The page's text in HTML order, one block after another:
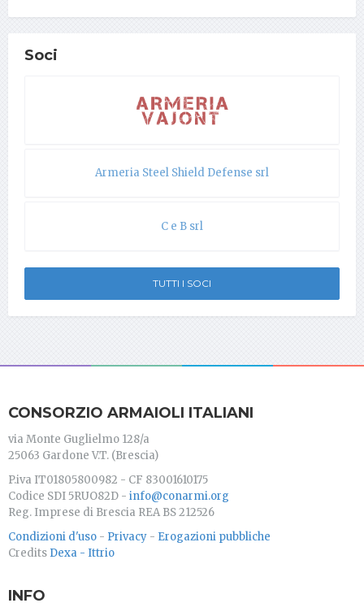
Soci
Armeria Steel Shield Defense srl
C e B srl
TUTTI I SOCI
CONSORZIO ARMAIOLI ITALIANI
via Monte Guglielmo 128/a
25063 Gardone V.T. (Brescia)
P.iva IT01805800982 - CF 83001610175
Codice SDI 5RUO82D - info@conarmi.org
Reg. Imprese di Brescia REA BS 212526
Condizioni d'uso - Privacy - Erogazioni pubbliche
Credits Dexa - Ittrio
INFO